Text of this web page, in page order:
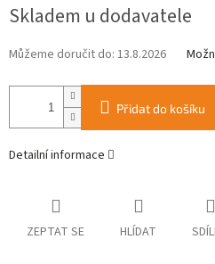
cena:
Skladem u dodavatele
Můžeme doručit do: 13.8.2026
Přidat do košíku
Detailní informace
ZEPTAT SE HLÍDAT